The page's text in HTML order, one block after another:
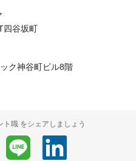
四谷坂町
ト職 をシェアしましょう